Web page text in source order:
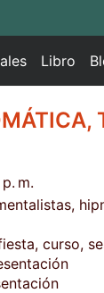
Libro
m.
curso,